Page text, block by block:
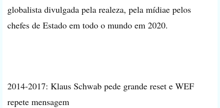
globalista divulgada pela realeza, pela mídiae pelos
chefes de Estado em todo o mundo em 2020.
2014-2017: Klaus Schwab pede grande reset e WEF
repete mensagem